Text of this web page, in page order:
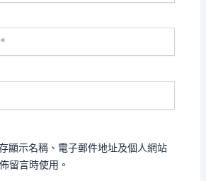
顯示名稱、電子郵件地址及個人網站
留言時使用。